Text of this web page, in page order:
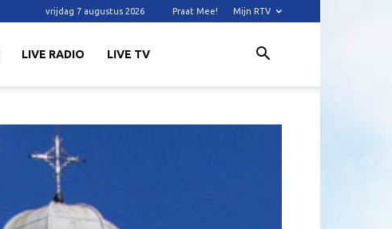
vrijdag 7 augustus 2026 Praat Mee! Mijn RTV
LIVE RADIO LIVE TV